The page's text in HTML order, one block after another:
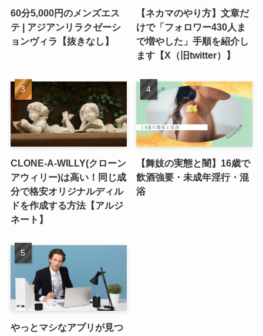
60分5,000円のメンズエス
テ | アジアンリラクゼーシ
ョンヴィラ【抜きなし】
【ネカマのやり方】文章だ
けで「フォロワー430人ま
で増やした」手順を紹介し
ます【X（旧twitter）】
CLONE-A-WILLY(クローン
アウィリー)は高い！同じ成
分で格安オリジナルディル
ドを作成する方法【アルジ
ネート】
【舞妓の実態と闇】16歳で
飲酒強要・未成年淫行・混
浴
やっとマシなアプリが見つ